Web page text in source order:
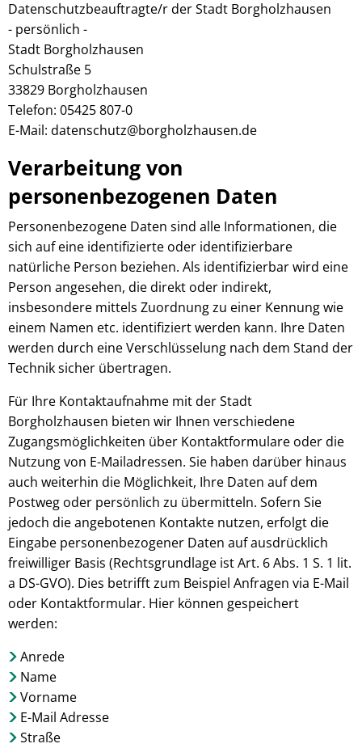
Datenschutzbeauftragte/r der Stadt Borgholzhausen
- persönlich -
Stadt Borgholzhausen
Schulstraße 5
33829 Borgholzhausen
Telefon: 05425 807-0
E-Mail: datenschutz@borgholzhausen.de
Verarbeitung von
personenbezogenen Daten
Personenbezogene Daten sind alle Informationen, die
sich auf eine identifizierte oder identifizierbare
natürliche Person beziehen. Als identifizierbar wird eine
Person angesehen, die direkt oder indirekt,
insbesondere mittels Zuordnung zu einer Kennung wie
einem Namen etc. identifiziert werden kann. Ihre Daten
werden durch eine Verschlüsselung nach dem Stand der
Technik sicher übertragen.
Für Ihre Kontaktaufnahme mit der Stadt
Borgholzhausen bieten wir Ihnen verschiedene
Zugangsmöglichkeiten über Kontaktformulare oder die
Nutzung von E-Mailadressen. Sie haben darüber hinaus
auch weiterhin die Möglichkeit, Ihre Daten auf dem
Postweg oder persönlich zu übermitteln. Sofern Sie
jedoch die angebotenen Kontakte nutzen, erfolgt die
Eingabe personenbezogener Daten auf ausdrücklich
freiwilliger Basis (Rechtsgrundlage ist Art. 6 Abs. 1 S. 1 lit.
a DS-GVO). Dies betrifft zum Beispiel Anfragen via E-Mail
oder Kontaktformular. Hier können gespeichert
werden:
Anrede
Name
Vorname
E-Mail Adresse
Straße